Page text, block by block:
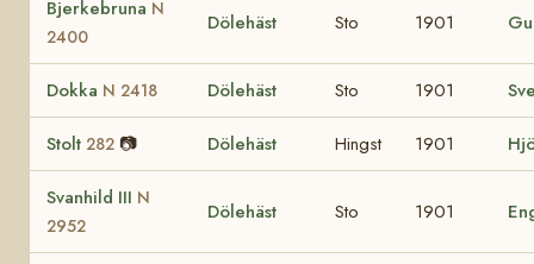
Bjerkebruna N
2400
Dölehäst Sto 1901
Dokka N 2418 Dölehäst Sto 1901
Stolt 282 📷 Dölehäst Hingst 1901
Svanhild III N
2952
Dölehäst Sto 1901